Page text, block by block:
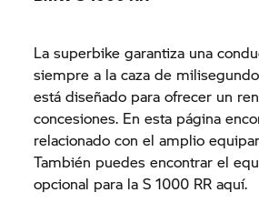
La superbike garantiza una
siempre a la caza de
está diseñado para ofrecer un
concesiones. En esta página
relacionado con el amplio
También puedes encontrar el
opcional para laS 1000 RR aquí.